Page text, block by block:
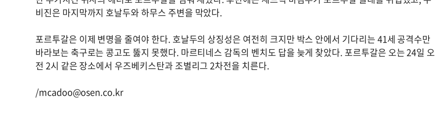
비진은 마지막까지 호날두와 하무스 주변을 막았다.
포르투갈은 이제 변명을 줄여야 한다. 호날두의 상징성은 여전히 크지만 박스 안에서 기다리는 41세 공격수만
바라보는 축구로는 콩고도 뚫지 못했다. 마르티네스 감독의 벤치도 답을 늦게 찾았다. 포르투갈은 오는 24일 오
전 2시 같은 장소에서 우즈베키스탄과 조별리그 2차전을 치른다.
/mcadoo@osen.co.kr